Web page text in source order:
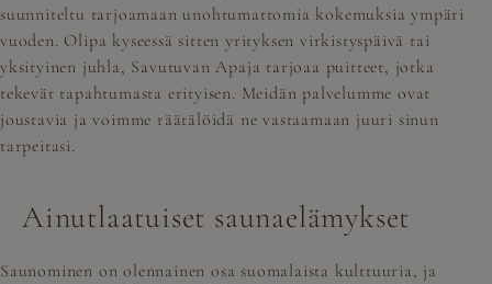
suunniteltu tarjoamaan unohtumattomia kokemuksia ympäri
vuoden. Olipa kyseessä sitten yrityksen virkistyspäivä tai
yksityinen juhla, Savutuvan Apaja tarjoaa puitteet, jotka
tekevät tapahtumasta erityisen. Meidän palvelumme ovat
joustavia ja voimme räätälöidä ne vastaamaan juuri sinun
tarpeitasi.
Ainutlaatuiset saunaelämykset
Saunominen on olennainen osa suomalaista kulttuuria, ja